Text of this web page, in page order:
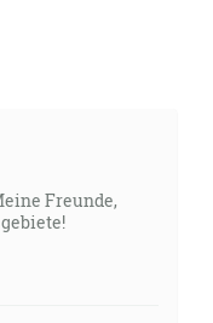
Freunde,